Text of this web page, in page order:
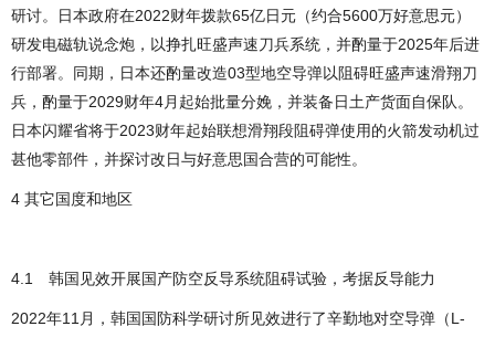
研讨。日本政府在2022财年拨款65亿日元（约合5600万好意思元）
研发电磁轨说念炮，以挣扎旺盛声速刀兵系统，并酌量于2025年后进
行部署。同期，日本还酌量改造03型地空导弹以阻碍旺盛声速滑翔刀
兵，酌量于2029财年4月起始批量分娩，并装备日土产货面自保队。
日本闪耀省将于2023财年起始联想滑翔段阻碍弹使用的火箭发动机过
甚他零部件，并探讨改日与好意思国合营的可能性。
4 其它国度和地区
4.1 韩国见效开展国产防空反导系统阻碍试验，考据反导能力
2022年11月，韩国国防科学研讨所见效进行了辛勤地对空导弹（L-